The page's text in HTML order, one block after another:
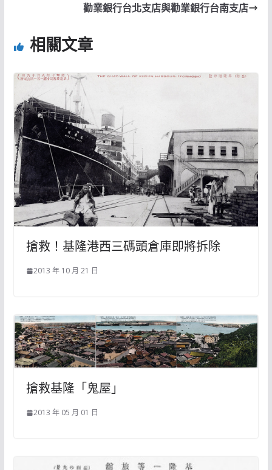
勸業銀行台北支店與勸業銀行台南支店
相關文章
搶救！基隆港西三碼頭倉庫即將拆除
2013 年 10 月 21 日
搶救基隆「鬼屋」
2013 年 05 月 01 日